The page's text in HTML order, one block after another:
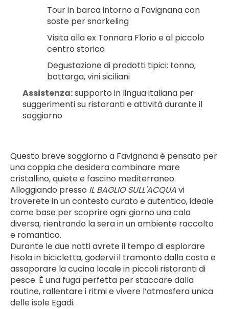
Tour in barca intorno a Favignana con
soste per snorkeling
Visita alla ex Tonnara Florio e al piccolo
centro storico
Degustazione di prodotti tipici: tonno,
bottarga, vini siciliani
Assistenza: supporto in lingua italiana per
suggerimenti su ristoranti e attività durante il
soggiorno
Questo breve soggiorno a Favignana è pensato per
una coppia che desidera combinare mare
cristallino, quiete e fascino mediterraneo.
Alloggiando presso IL BAGLIO SULL'ACQUA vi
troverete in un contesto curato e autentico, ideale
come base per scoprire ogni giorno una cala
diversa, rientrando la sera in un ambiente raccolto
e romantico.
Durante le due notti avrete il tempo di esplorare
l’isola in bicicletta, godervi il tramonto dalla costa e
assaporare la cucina locale in piccoli ristoranti di
pesce. È una fuga perfetta per staccare dalla
routine, rallentare i ritmi e vivere l’atmosfera unica
delle isole Egadi.